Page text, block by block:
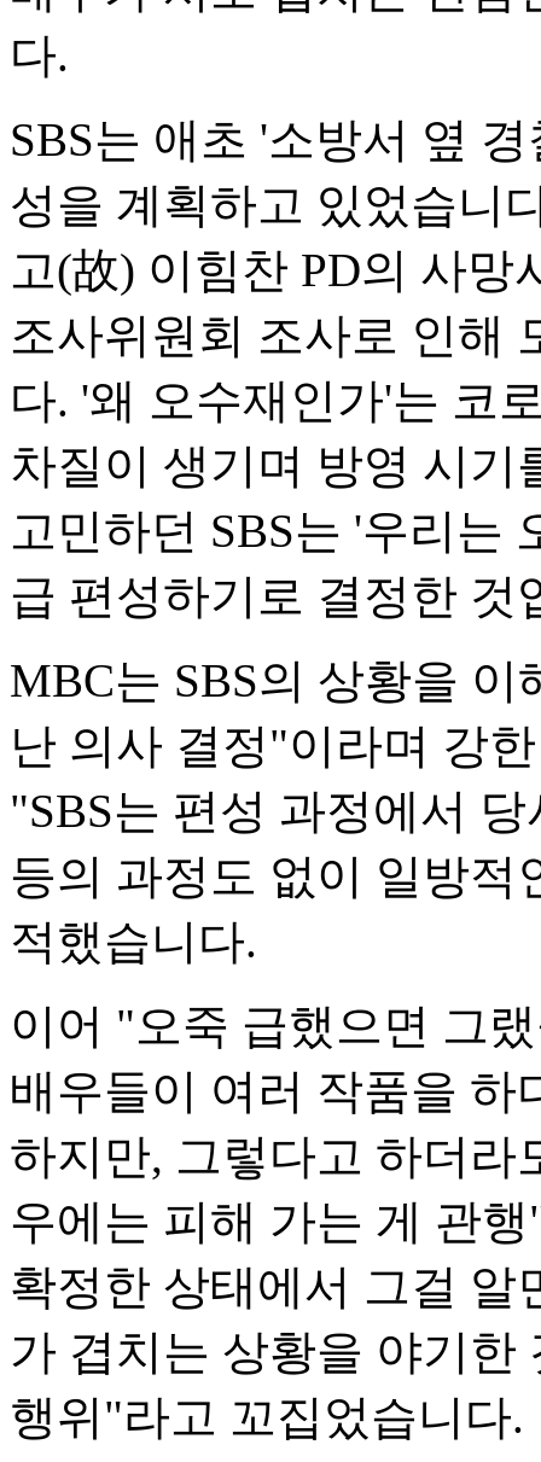
다.
SBS는 애초 '소방서 옆
성을 계획하고 있었습니
고(故) 이힘찬 PD의 사
조사위원회 조사로 인해
다. '왜 오수재인가'는 코
차질이 생기며 방영 시기
고민하던 SBS는 '우리는
급 편성하기로 결정한 것
MBC는 SBS의 상황을
난 의사 결정"이라며 강
"SBS는 편성 과정에서
등의 과정도 없이 일방
적했습니다.
이어 "오죽 급했으면 그
배우들이 여러 작품을 하
하지만, 그렇다고 하더라
우에는 피해 가는 게 관
확정한 상태에서 그걸 알
가 겹치는 상황을 야기한
행위"라고 꼬집었습니다.